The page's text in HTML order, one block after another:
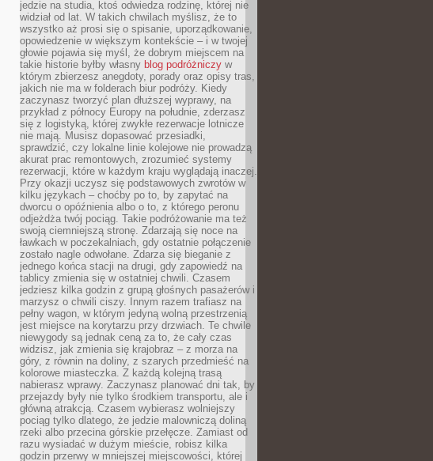
jedzie na studia, ktoś odwiedza rodzinę, której nie
widział od lat. W takich chwilach myślisz, że to
wszystko aż prosi się o spisanie, uporządkowanie,
opowiedzenie w większym kontekście – i w twojej
głowie pojawia się myśl, że dobrym miejscem na
takie historie byłby własny blog podróżniczy w
którym zbierzesz anegdoty, porady oraz opisy tras,
jakich nie ma w folderach biur podróży. Kiedy
zaczynasz tworzyć plan dłuższej wyprawy, na
przykład z północy Europy na południe, zderzasz
się z logistyką, której zwykłe rezerwacje lotnicze
nie mają. Musisz dopasować przesiadki,
sprawdzić, czy lokalne linie kolejowe nie prowadzą
akurat prac remontowych, zrozumieć systemy
rezerwacji, które w każdym kraju wyglądają inaczej.
Przy okazji uczysz się podstawowych zwrotów w
kilku językach – choćby po to, by zapytać na
dworcu o opóźnienia albo o to, z którego peronu
odjeżdża twój pociąg. Takie podróżowanie ma też
swoją ciemniejszą stronę. Zdarzają się noce na
ławkach w poczekalniach, gdy ostatnie połączenie
zostało nagle odwołane. Zdarza się bieganie z
jednego końca stacji na drugi, gdy zapowiedź na
tablicy zmienia się w ostatniej chwili. Czasem
jedziesz kilka godzin z grupą głośnych pasażerów i
marzysz o chwili ciszy. Innym razem trafiasz na
pełny wagon, w którym jedyną wolną przestrzenią
jest miejsce na korytarzu przy drzwiach. Te chwile
niewygody są jednak ceną za to, że cały czas
widzisz, jak zmienia się krajobraz – z morza na
góry, z równin na doliny, z szarych przedmieść na
kolorowe miasteczka. Z każdą kolejną trasą
nabierasz wprawy. Zaczynasz planować dni tak, by
przejazdy były nie tylko środkiem transportu, ale i
główną atrakcją. Czasem wybierasz wolniejszy
pociąg tylko dlatego, że jedzie malowniczą doliną
rzeki albo przecina górskie przełęcze. Zamiast od
razu wysiadać w dużym mieście, robisz kilka
godzin przerwy w mniejszej miejscowości, której